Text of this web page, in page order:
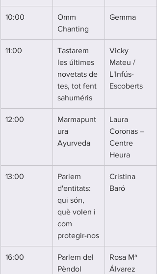
10:00
Omm
Chanting
Gemma
11:00
Tastarem
les últimes
novetats de
tes, tot fent
sahuméris
Vicky
Mateu /
L'Infús-
Escoberts
12:00
Marmapunt
ura
Ayurveda
Laura
Coronas –
Centre
Heura
13:00
Parlem
d'entitats:
qui són,
què volen i
com
protegir-nos
Cristina
Baró
16:00
Parlem del
Pèndol
Rosa Mª
Álvarez